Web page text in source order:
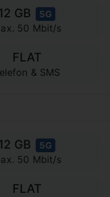
GB 5G
50 Mbit/s
FLAT
& SMS
GB 5G
50 Mbit/s
FLAT